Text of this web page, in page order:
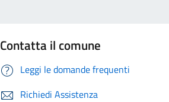
Contatta il comune
Leggi le domande frequenti
Richiedi Assistenza